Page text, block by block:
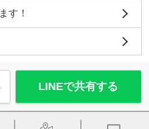
す！
LINEで共有する